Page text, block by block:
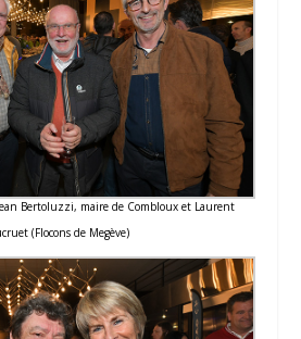
Bertoluzzi, maire de Combloux et Laurent
(Flocons de Megève)